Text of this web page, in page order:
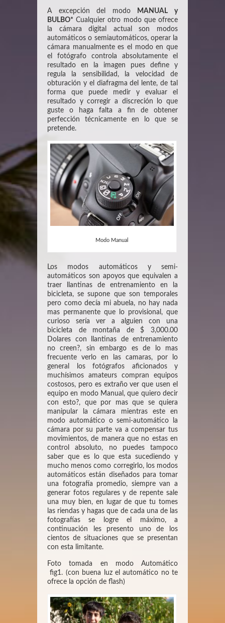
A excepción del modo
MANUAL y
BULBO* Cualquier otro modo que ofrece
la cámara digital actual son modos
automáticos o semiautomáticos, operar la
cámara manualmente es el modo en que
el fotógrafo controla absolutamente el
resultado en la imagen pues define y
regula la sensibilidad, la velocidad de
obturación y el diafragma del lente, de tal
forma que puede medir y evaluar el
resultado y corregir a discreción lo que
guste o haga falta a fin de obtener
perfección técnicamente en lo que se
pretende.
Modo Manual
Los modos automáticos y semi-
automáticos son apoyos que equivalen a
traer llantinas de entrenamiento en la
bicicleta, se supone que son temporales
pero como decía mi abuela, no hay nada
mas permanente que lo provisional, que
curioso sería ver a alguien con una
bicicleta de montaña de $ 3,000.00
Dolares con llantinas de entrenamiento
no creen?, sin embargo es de lo mas
frecuente verlo en las camaras, por lo
general los fotógrafos aficionados y
muchísimos amateurs compran equipos
costosos, pero es extraño ver que usen el
equipo en modo Manual, que quiero decir
con esto?, que por mas que se quiera
manipular la cámara mientras este en
modo automático o semi-automático la
cámara por su parte va a compensar tus
movimientos, de manera que no estas en
control absoluto, no puedes tampoco
saber que es lo que esta sucediendo y
mucho menos como corregirlo, los modos
automáticos están diseñados para tomar
una fotografía promedio, siempre van a
generar fotos regulares y de repente sale
una muy bien, en lugar de que tu tomes
las riendas y hagas que de cada una de las
fotografías se logre el máximo, a
continuación les presento uno de los
cientos de situaciones que se presentan
con esta limitante.
Foto tomada en modo Automático
fig1. (con buena luz el automático no te
ofrece la opción de flash)